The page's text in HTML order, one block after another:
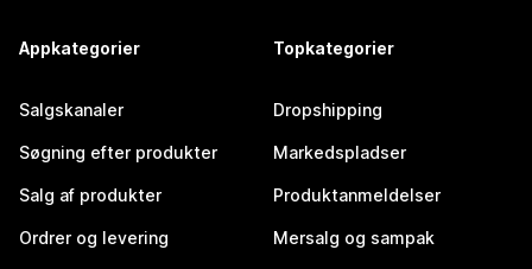
Appkategorier
Salgskanaler
Søgning efter produkter
Salg af produkter
Ordrer og levering
Topkategorier
Dropshipping
Markedspladser
Produktanmeldelser
Mersalg og sampak